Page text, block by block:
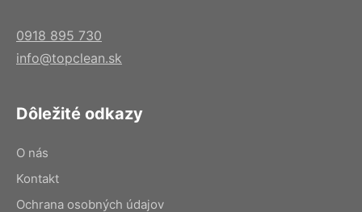
0918 895 730
info@topclean.sk
Dôležité odkazy
O nás
Kontakt
Ochrana osobných údajov